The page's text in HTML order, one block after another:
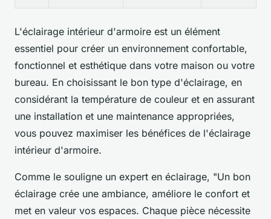
L'éclairage intérieur d'armoire est un élément
essentiel pour créer un environnement confortable,
fonctionnel et esthétique dans votre maison ou votre
bureau. En choisissant le bon type d'éclairage, en
considérant la température de couleur et en assurant
une installation et une maintenance appropriées,
vous pouvez maximiser les bénéfices de l'éclairage
intérieur d'armoire.
Comme le souligne un expert en éclairage, "Un bon
éclairage crée une ambiance, améliore le confort et
met en valeur vos espaces. Chaque pièce nécessite